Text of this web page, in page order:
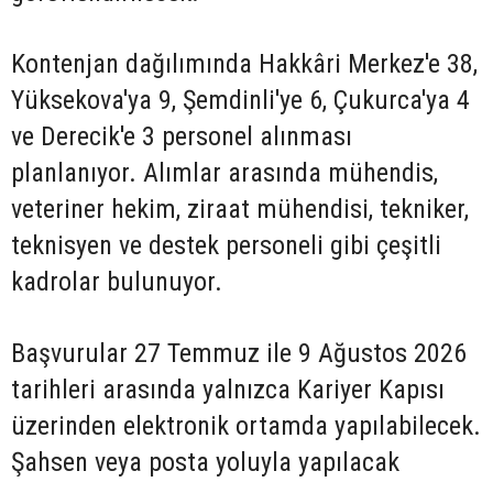
Kontenjan dağılımında Hakkâri Merkez'e 38,
Yüksekova'ya 9, Şemdinli'ye 6, Çukurca'ya 4
ve Derecik'e 3 personel alınması
planlanıyor. Alımlar arasında mühendis,
veteriner hekim, ziraat mühendisi, tekniker,
teknisyen ve destek personeli gibi çeşitli
kadrolar bulunuyor.
Başvurular 27 Temmuz ile 9 Ağustos 2026
tarihleri arasında yalnızca Kariyer Kapısı
üzerinden elektronik ortamda yapılabilecek.
Şahsen veya posta yoluyla yapılacak